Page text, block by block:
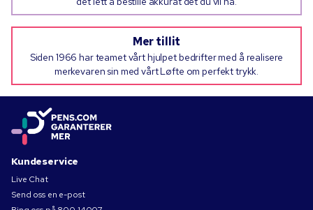
Mer tillit
Siden 1966 har teamet vårt hjulpet bedrifter med å realisere
merkevaren sin med vårt Løfte om perfekt trykk.
Kundeservice
Live Chat
Send oss en e-post